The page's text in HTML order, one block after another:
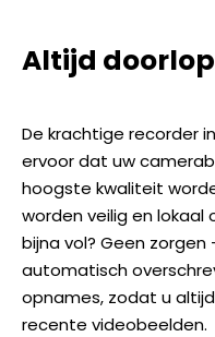
Altijd
De krachtige recorder
ervoor dat uw
hoogste kwaliteit
worden veilig en lokaal
bijna vol? Geen
automatisch
opnames, zodat u
recente videobeelden.